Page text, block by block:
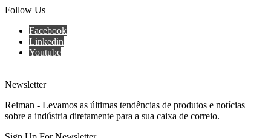
Follow Us
Facebook
Linkedin
Youtube
Newsletter
Reiman - Levamos as últimas tendências de produtos e notícias
sobre a indústria diretamente para a sua caixa de correio.